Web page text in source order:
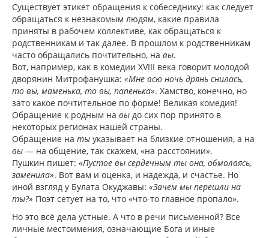
Существует этикет обращения к собеседнику: как следует
обращаться к незнакомым людям, какие правила
приняты в рабочем коллективе, как обращаться к
родственникам и так далее. В прошлом к родственникам
часто обращались почтительно, на вы.
Вот, например, как в комедии XVIII века говорит молодой
дворянин Митрофанушка: «Мне всю ночь дрянь снилась,
то вы, маменька, то вы, папенька». Хамство, конечно, но
зато какое почтительное по форме! Великая комедия!
Обращение к родным на вы до сих пор принято в
некоторых регионах нашей страны.
Обращение на ты указывает на близкие отношения, а на
вы — на общение, так скажем, «на расстоянии».
Пушкин пишет: «Пустое вы сердечным ты она, обмолвясь,
заменила». Вот вам и оценка, и надежда, и счастье. Но
иной взгляд у Булата Окуджавы: «Зачем мы перешли на
ты?» Поэт сетует на то, что «что-то главное пропало».
Но это всё дела устные. А что в речи письменной? Все
личные местоимения, означающие Бога и иные